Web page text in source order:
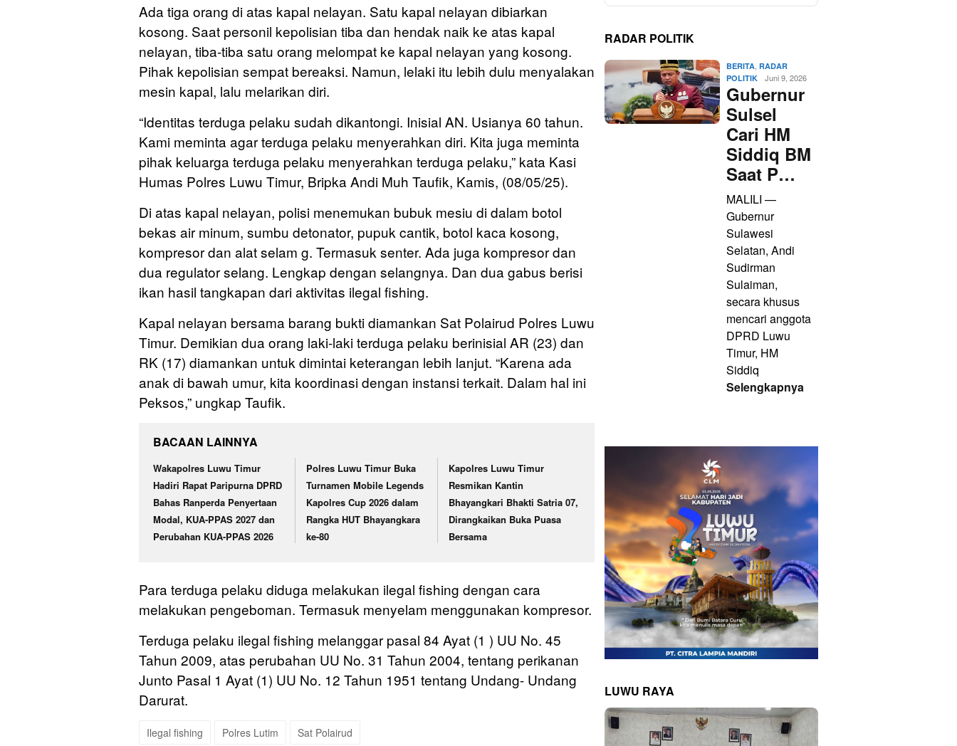
Ada tiga orang di atas kapal nelayan. Satu kapal nelayan dibiarkan
kosong. Saat personil kepolisian tiba dan hendak naik ke atas kapal
nelayan, tiba-tiba satu orang melompat ke kapal nelayan yang kosong.
Pihak kepolisian sempat bereaksi. Namun, lelaki itu lebih dulu menyalakan
mesin kapal, lalu melarikan diri.
“Identitas terduga pelaku sudah dikantongi. Inisial AN. Usianya 60 tahun.
Kami meminta agar terduga pelaku menyerahkan diri. Kita juga meminta
pihak keluarga terduga pelaku menyerahkan terduga pelaku,” kata Kasi
Humas Polres Luwu Timur, Bripka Andi Muh Taufik, Kamis, (08/05/25).
Di atas kapal nelayan, polisi menemukan bubuk mesiu di dalam botol
bekas air minum, sumbu detonator, pupuk cantik, botol kaca kosong,
kompresor dan alat selam g. Termasuk senter. Ada juga kompresor dan
dua regulator selang. Lengkap dengan selangnya. Dan dua gabus berisi
ikan hasil tangkapan dari aktivitas ilegal fishing.
Kapal nelayan bersama barang bukti diamankan Sat Polairud Polres Luwu
Timur. Demikian dua orang laki-laki terduga pelaku berinisial AR (23) dan
RK (17) diamankan untuk dimintai keterangan lebih lanjut. “Karena ada
anak di bawah umur, kita koordinasi dengan instansi terkait. Dalam hal ini
Peksos,” ungkap Taufik.
BACAAN LAINNYA
Wakapolres Luwu Timur
Hadiri Rapat Paripurna DPRD
Bahas Ranperda Penyertaan
Modal, KUA-PPAS 2027 dan
Perubahan KUA-PPAS 2026
Polres Luwu Timur Buka
Turnamen Mobile Legends
Kapolres Cup 2026 dalam
Rangka HUT Bhayangkara
ke-80
Kapolres Luwu Timur
Resmikan Kantin
Bhayangkari Bhakti Satria 07,
Dirangkaikan Buka Puasa
Bersama
Para terduga pelaku diduga melakukan ilegal fishing dengan cara
melakukan pengeboman. Termasuk menyelam menggunakan kompresor.
Terduga pelaku ilegal fishing melanggar pasal 84 Ayat (1 ) UU No. 45
Tahun 2009, atas perubahan UU No. 31 Tahun 2004, tentang perikanan
Junto Pasal 1 Ayat (1) UU No. 12 Tahun 1951 tentang Undang- Undang
Darurat.
Ilegal fishing Polres Lutim Sat Polairud
RADAR POLITIK
BERITA ,RADAR
POLITIK
Juni 9, 2026
Gubernur
Sulsel
Cari HM
Siddiq BM
Saat P…
MALILI —
Gubernur
Sulawesi
Selatan, Andi
Sudirman
Sulaiman,
secara khusus
mencari anggota
DPRD Luwu
Timur, HM
Siddiq
Selengkapnya
LUWU RAYA